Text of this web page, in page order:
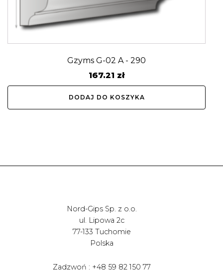
Gzyms G-02 A - 290
167.21 zł
DODAJ DO KOSZYKA
Nord-Gips Sp. z o.o.
ul. Lipowa 2c
77-133 Tuchomie
Polska
Zadzwoń : +48 59 82 150 77